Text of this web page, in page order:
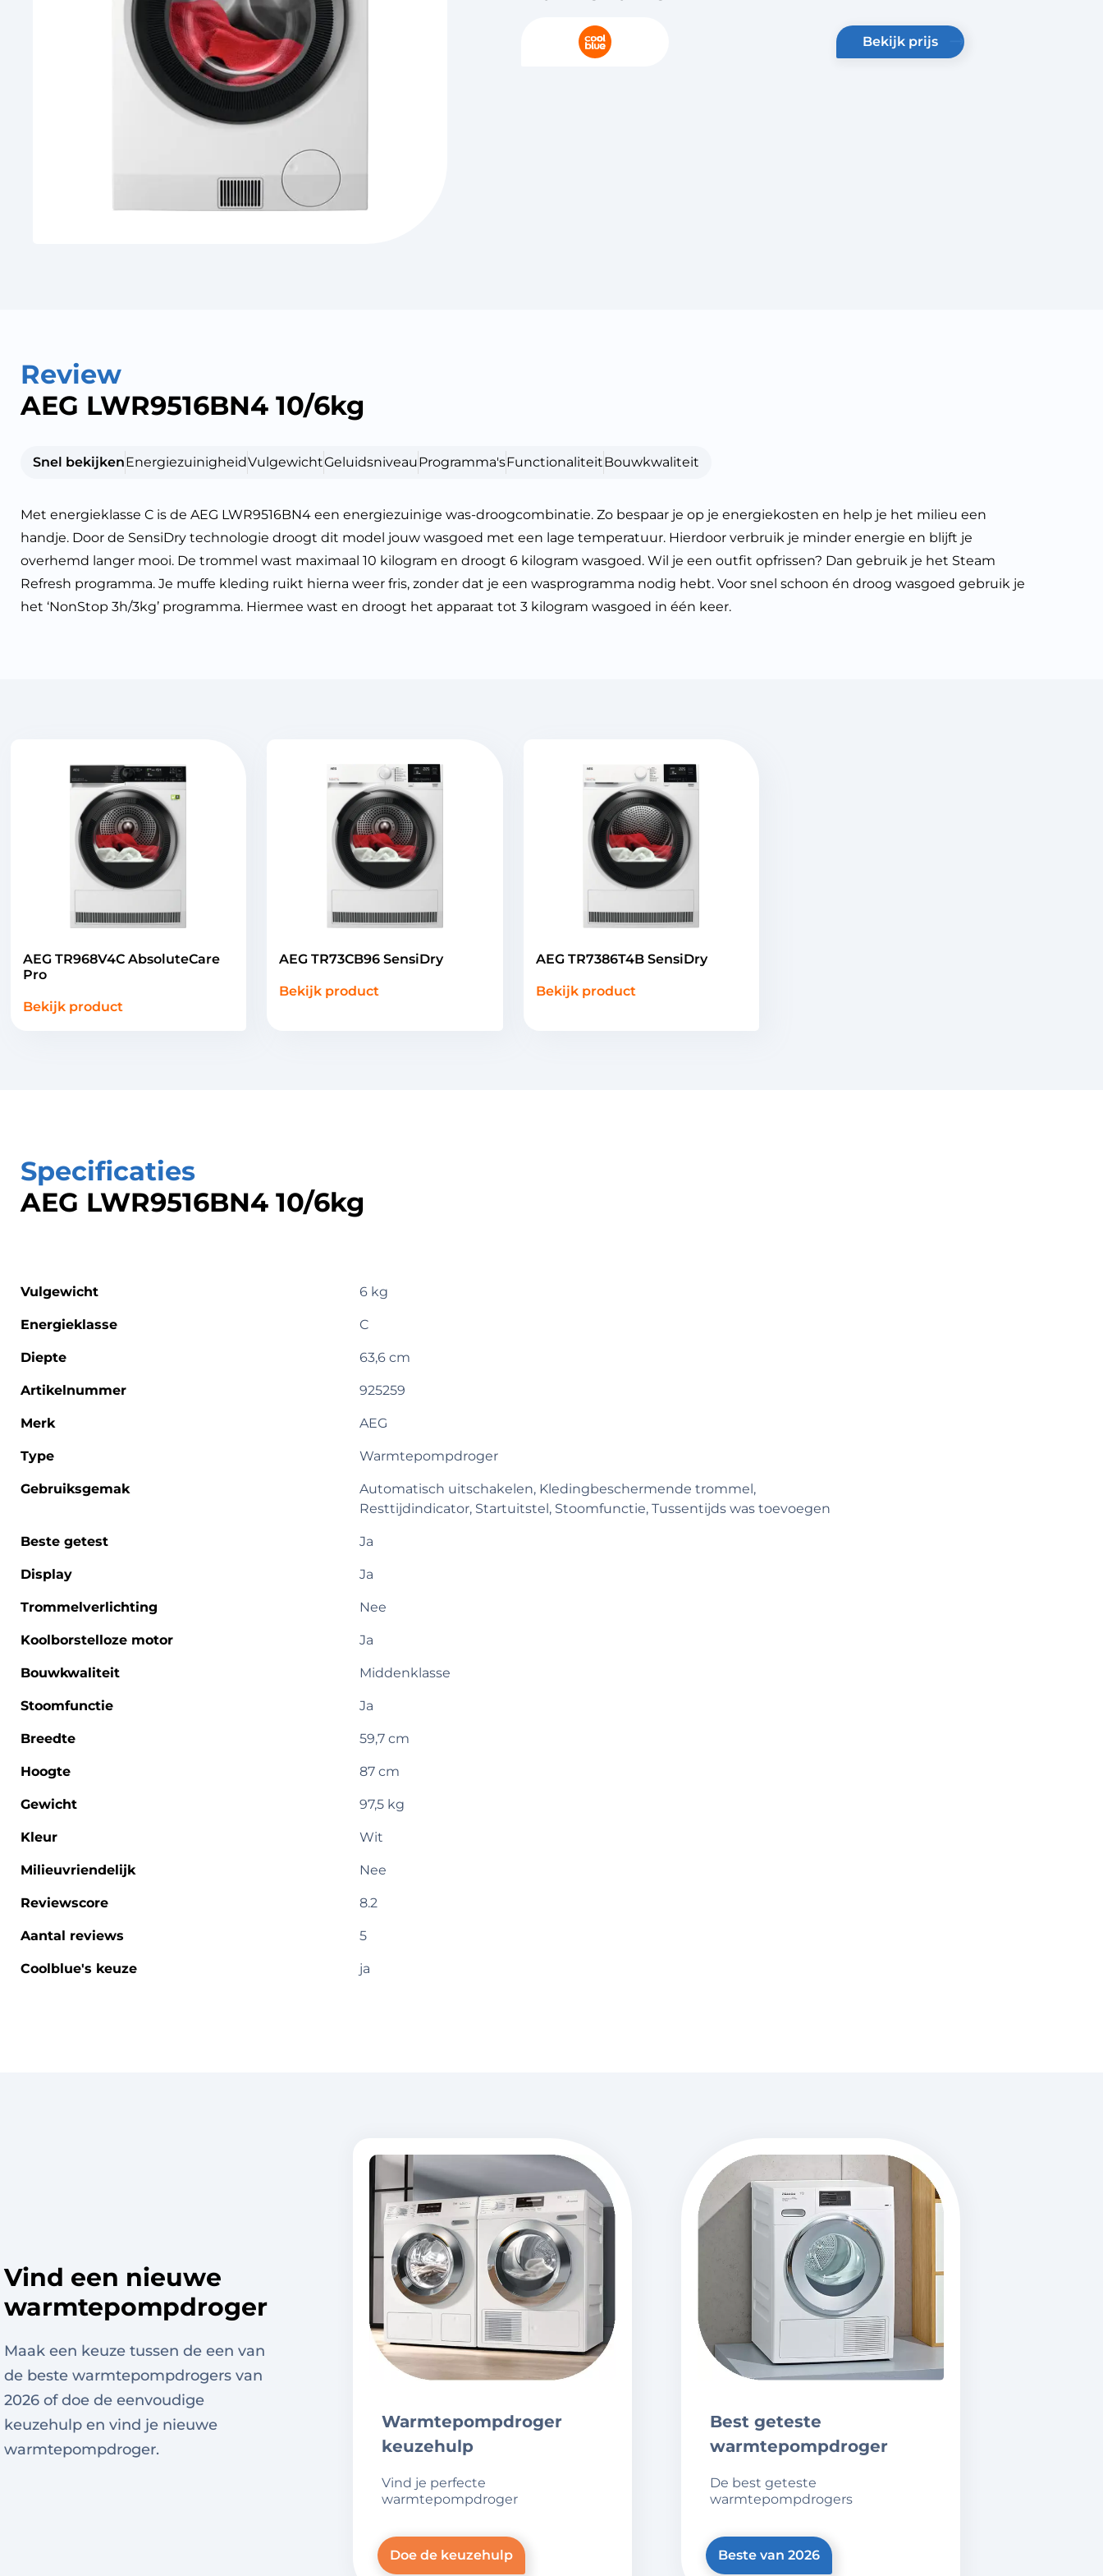
bekijk prijs
Review
AEG LWR9516BN4 10/6kg
Snel bekijkenEnergiezuinigheidVulgewichtGeluidsniveauProgramma'sFunctionaliteitBouwkwaliteit
Met energieklasse C is de AEG LWR9516BN4 een energiezuinige was-droogcombinatie. Zo bespaar je op je energiekosten en help je het milieu een
handje. Door de SensiDry technologie droogt dit model jouw wasgoed met een lage temperatuur. Hierdoor verbruik je minder energie en blijft je
overhemd langer mooi. De trommel wast maximaal 10 kilogram en droogt 6 kilogram wasgoed. Wil je een outfit opfrissen? Dan gebruik je het Steam
Refresh programma. Je muffe kleding ruikt hierna weer fris, zonder dat je een wasprogramma nodig hebt. Voor snel schoon én droog wasgoed gebruik je
het ‘NonStop 3h/3kg’ programma. Hiermee wast en droogt het apparaat tot 3 kilogram wasgoed in één keer.
AEG TR968V4C AbsoluteCare
Pro
Bekijk product
AEG TR73CB96 SensiDry
Bekijk product
AEG TR7386T4B SensiDry
Bekijk product
Specificaties
AEG LWR9516BN4 10/6kg
Vulgewicht 6 kg
Energieklasse C
Diepte 63,6 cm
Artikelnummer 925259
Merk AEG
Type Warmtepompdroger
Gebruiksgemak
Automatisch uitschakelen, Kledingbeschermende trommel,
Resttijdindicator, Startuitstel, Stoomfunctie, Tussentijds was toevoegen
Beste getest Ja
Display Ja
Trommelverlichting Nee
Koolborstelloze motor Ja
Bouwkwaliteit Middenklasse
Stoomfunctie Ja
Breedte 59,7 cm
Hoogte 87 cm
Gewicht 97,5 kg
Kleur Wit
Milieuvriendelijk Nee
Reviewscore 8.2
Aantal reviews 5
Coolblue's keuze ja
Vind een nieuwe
warmtepompdroger
Maak een keuze tussen de een van
de beste warmtepompdrogers van
2026 of doe de eenvoudige
keuzehulp en vind je nieuwe
warmtepompdroger.
warmtepompdroger
keuzehulp
vind je perfecte
warmtepompdroger
Doe de keuzehulp
best geteste
warmtepompdroger
de best geteste
warmtepompdrogers
Beste van 2026